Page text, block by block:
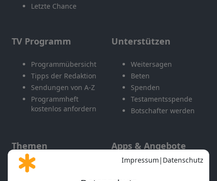
Letzte Chance
TV Programm
Programmübersicht
Tipps der Redaktion
Sendungen von A-Z
Programmheft
kostenlos anfordern
Unterstützen
Weitersagen
Beten
Spenden
Testamentsspende
Botschafter werden
Themen
Gott und Bibel erklärt
Apps & Angebote